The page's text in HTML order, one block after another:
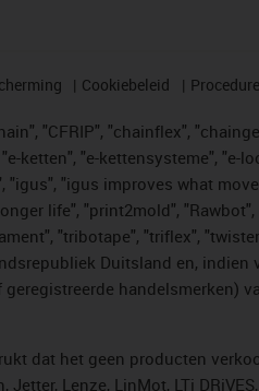
Cookiebeleid
"CFRIP", "chainflex",
ketten", "e-kettensysteme", "e-
"igus", "igus improves what
life", "print2mold", "Rawbot",
"tribotape", "triflex",
Duitsland en,
handelsmerken)
dat het geen producten
Jetter, Lenze, LinMot, LTi